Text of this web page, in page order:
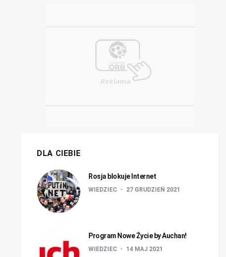
DLA CIEBIE
Rosja blokuje Internet
WIEDZIEC 27 GRUDZIEŃ 2021
Program Nowe Życie by Auchan!
WIEDZIEC 14 MAJ 2021